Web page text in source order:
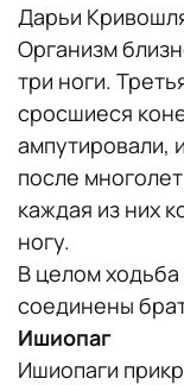
Дарьи
Организм
три ноги.
сросшиеся
ампутировали,
после
каждая из них
ногу.
В целом ходьба
соединены
Ишиопаг
Ишиопаги